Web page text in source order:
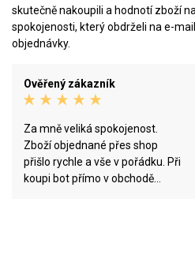
skutečně nakoupili a hodnotí zboží
spokojenosti, který obdrželi na e-
objednávky.
Ověřený zákazník
Za mně veliká spokojenost.
Zboží objednané přes shop
přišlo rychle a vše v pořádku. Při
koupi bot přímo v obchodě